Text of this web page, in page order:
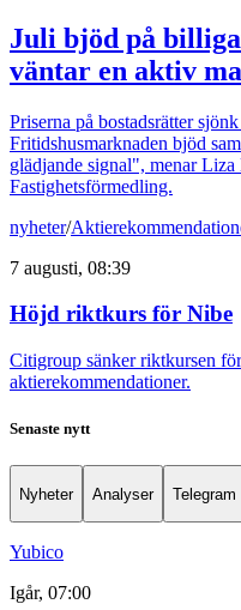
Juli bjöd på
väntar en aktiv
Priserna på bostadsrätter
Fritidshusmarknaden bjöd
glädjande signal", menar
Fastighetsförmedling.
nyheter/
7 augusti, 08:39
Höjd riktkurs för Nibe
Citigroup sänker riktkursen
aktierekommendationer.
Senaste nytt
Nyheter Analyser Telegram
Yubico
Igår, 07:00